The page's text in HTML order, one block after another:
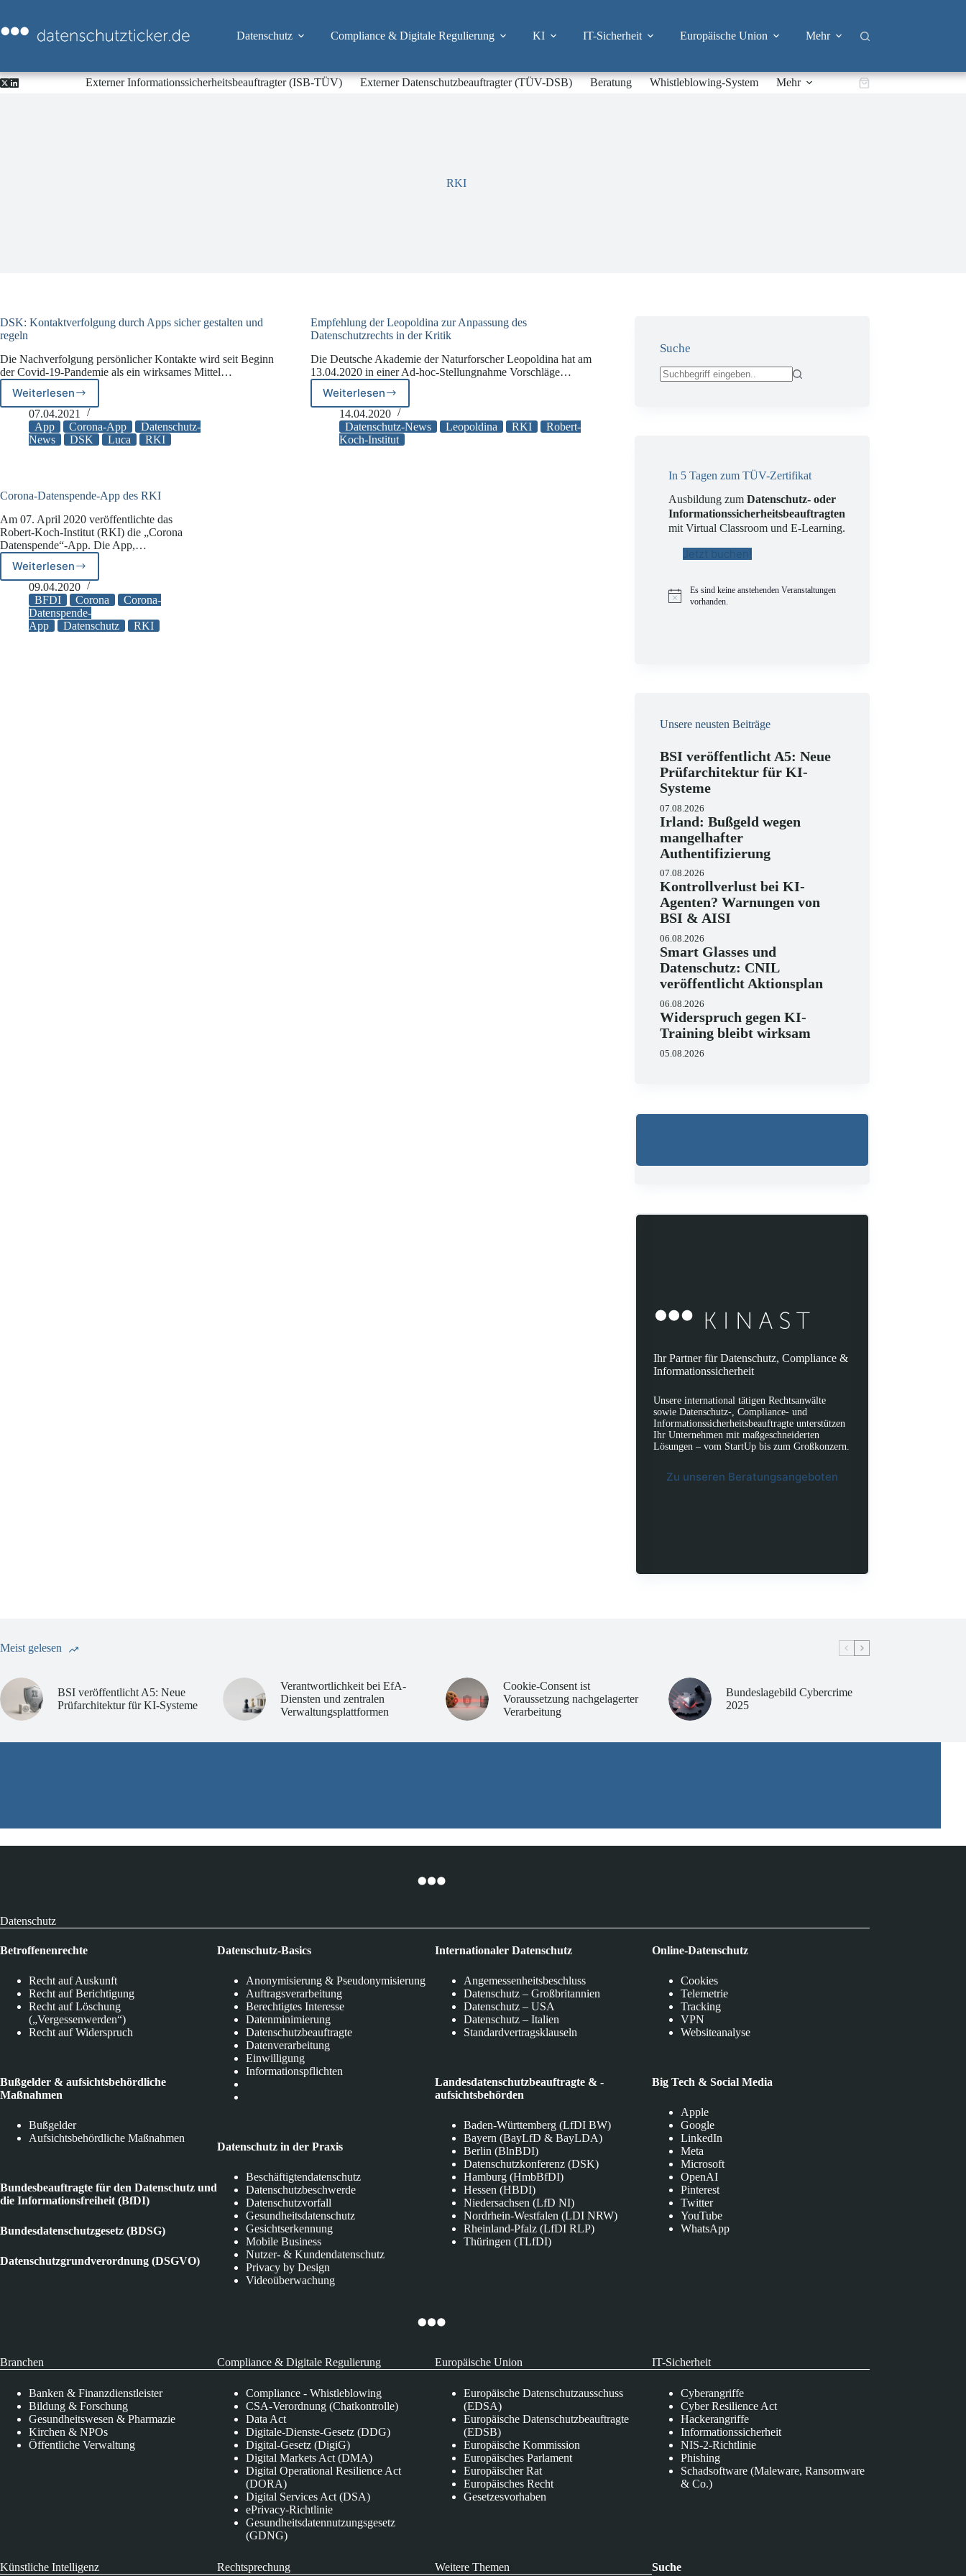
springen
Datenschutz Compliance & Digitale Regulierung KI IT-Sicherheit Europäische Union Mehr
Externer Informationssicherheitsbeauftragter (ISB-TÜV) Externer Datenschutzbeauftragter (TÜV-DSB) Beratung Whistleblowing-System Mehr Warenkorb
RKI
DSK: Kontaktverfolgung durch Apps sicher gestalten und
regeln
Die Nachverfolgung persönlicher Kontakte wird seit Beginn
der Covid-19-Pandemie als ein wirksames Mittel…
Weiterlesen
DSK:
Kontaktverfolgung
durch
Apps
regeln
07.04.2021
App
Corona-App
Datenschutz-
News
DSK Luca RKI
Empfehlung der Leopoldina zur Anpassung des
Datenschutzrechts in der Kritik
Die Deutsche Akademie der Naturforscher Leopoldina hat am
13.04.2020 in einer Ad-hoc-Stellungnahme Vorschläge…
WeiterlesenEmpfehlung
der
Leopoldina
zur
14.04.2020
Datenschutz-News
Leopoldina RKI
Robert-
Koch-Institut
Corona-Datenspende-App des RKI
Am 07. April 2020 veröffentlichte das
Robert-Koch-Institut (RKI) die „Corona
Datenspende“-App. Die App,…
Weiterlesen
Corona-
Datenspende-
App
des
RKI
09.04.2020
BFDI
Corona
Corona-
Datenspende-
App
Datenschutz RKI
Suche
In 5 Tagen zum TÜV-Zertifikat
Ausbildung zumDatenschutz- oder
Informationssicherheitsbeauftragten
mit Virtual Classroom und E-Learning.
Jetzt buchen!
H
Es sind keine anstehenden Veranstaltungen
vorhanden.
Unsere neusten Beiträge
BSI veröffentlicht A5: Neue
Prüfarchitektur für KI-
Systeme
07.08.2026
Irland: Bußgeld wegen
mangelhafter
Authentifizierung
07.08.2026
Kontrollverlust bei KI-
Agenten? Warnungen von
BSI & AISI
06.08.2026
Smart Glasses und
Datenschutz: CNIL
veröffentlicht Aktionsplan
06.08.2026
Widerspruch gegen KI-
Training bleibt wirksam
05.08.2026
Ihr Partner für Datenschutz, Compliance &
Informationssicherheit
Unsere international tätigen Rechtsanwälte
sowie Datenschutz-, Compliance- und
Informationssicherheitsbeauftragte unterstützen
Ihr Unternehmen mit maßgeschneiderten
Lösungen – vom StartUp bis zum Großkonzern.
Zu unseren Beratungsangeboten
Meist gelesen
BSI veröffentlicht A5: Neue
Prüfarchitektur für KI-Systeme
Verantwortlichkeit bei EfA-
Diensten und zentralen
Verwaltungsplattformen
Cookie-Consent ist
Voraussetzung nachgelagerter
Verarbeitung
Bundeslagebild Cybercrime
2025
Datenschutz
Betroffenenrechte
Recht auf Auskunft
Recht auf Berichtigung
Recht auf Löschung
(„Vergessenwerden“)
Recht auf Widerspruch
Bußgelder & aufsichtsbehördliche
Maßnahmen
Bußgelder
Aufsichtsbehördliche Maßnahmen
Bundesbeauftragte für den Datenschutz und
die Informationsfreiheit (BfDI)
Bundesdatenschutzgesetz (BDSG)
Datenschutzgrundverordnung (DSGVO)
Datenschutz-Basics
Anonymisierung & Pseudonymisierung
Auftragsverarbeitung
Berechtigtes Interesse
Datenminimierung
Datenschutzbeauftragte
Datenverarbeitung
Einwilligung
Informationspflichten
Datenschutz in der Praxis
Beschäftigtendatenschutz
Datenschutzbeschwerde
Datenschutzvorfall
Gesundheitsdatenschutz
Gesichtserkennung
Mobile Business
Nutzer- & Kundendatenschutz
Privacy by Design
Videoüberwachung
Internationaler Datenschutz
Angemessenheitsbeschluss
Datenschutz – Großbritannien
Datenschutz – USA
Datenschutz – Italien
Standardvertragsklauseln
Landesdatenschutzbeauftragte & -
aufsichtsbehörden
Baden-Württemberg (LfDI BW)
Bayern (BayLfD & BayLDA)
Berlin (BlnBDI)
Datenschutzkonferenz (DSK)
Hamburg (HmbBfDI)
Hessen (HBDI)
Niedersachsen (LfD NI)
Nordrhein-Westfalen (LDI NRW)
Rheinland-Pfalz (LfDI RLP)
Thüringen (TLfDI)
Online-Datenschutz
Cookies
Telemetrie
Tracking
VPN
Websiteanalyse
Big Tech & Social Media
Apple
Google
LinkedIn
Meta
Microsoft
OpenAI
Pinterest
Twitter
YouTube
WhatsApp
Branchen
Banken & Finanzdienstleister
Bildung & Forschung
Gesundheitswesen & Pharmazie
Kirchen & NPOs
Öffentliche Verwaltung
Compliance & Digitale Regulierung
Compliance - Whistleblowing
CSA-Verordnung (Chatkontrolle)
Data Act
Digitale-Dienste-Gesetz (DDG)
Digital-Gesetz (DigiG)
Digital Markets Act (DMA)
Digital Operational Resilience Act
(DORA)
Digital Services Act (DSA)
ePrivacy-Richtlinie
Gesundheitsdatennutzungsgesetz
(GDNG)
Europäische Union
Europäische Datenschutzausschuss
(EDSA)
Europäische Datenschutzbeauftragte
(EDSB)
Europäische Kommission
Europäisches Parlament
Europäischer Rat
Europäisches Recht
Gesetzesvorhaben
IT-Sicherheit
Cyberangriffe
Cyber Resilience Act
Hackerangriffe
Informationssicherheit
NIS-2-Richtlinie
Phishing
Schadsoftware (Maleware, Ransomware
& Co.)
Künstliche Intelligenz Rechtsprechung Weitere Themen Suche